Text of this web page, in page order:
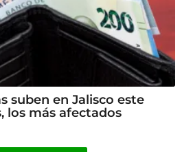
suben en Jalisco este
los más afectados